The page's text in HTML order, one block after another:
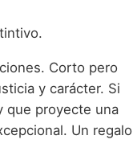
Corto pero
y carácter. Si
que proyecte una
Un regalo